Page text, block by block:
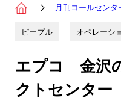
月刊コールセンタ
ピープル オペレーシ
エプコ 金沢
クトセンター